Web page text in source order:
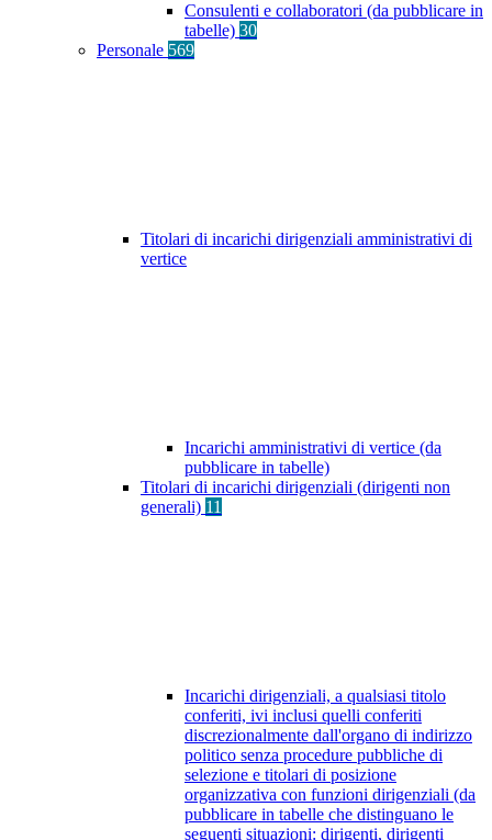
Consulenti e collaboratori (da pubblicare in
tabelle) 30
Personale 569
Titolari di incarichi dirigenziali amministrativi di
vertice
Incarichi amministrativi di vertice (da
pubblicare in tabelle)
Titolari di incarichi dirigenziali (dirigenti non
generali) 11
Incarichi dirigenziali, a qualsiasi titolo
conferiti, ivi inclusi quelli conferiti
discrezionalmente dall'organo di indirizzo
politico senza procedure pubbliche di
selezione e titolari di posizione
organizzativa con funzioni dirigenziali (da
pubblicare in tabelle che distinguano le
seguenti situazioni: dirigenti, dirigenti